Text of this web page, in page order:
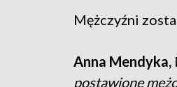
Mężczyźni
Anna Mendyka,
postawione